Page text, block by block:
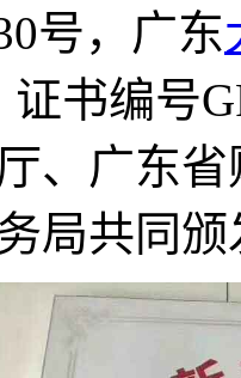
号，广东
书编号
、广东
局共同